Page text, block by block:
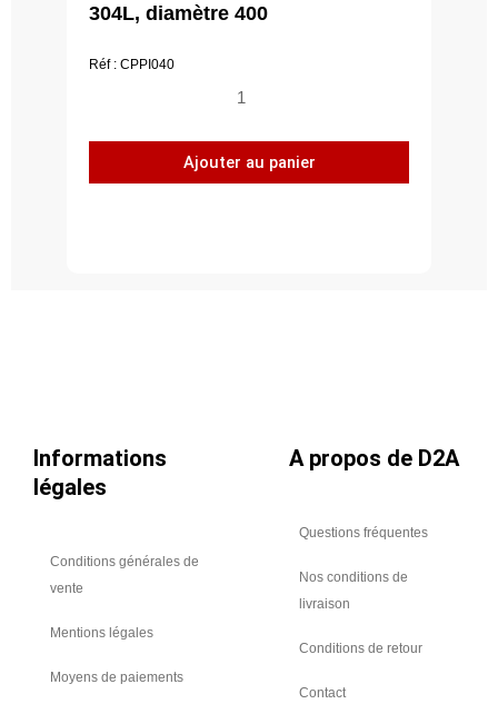
304L, diamètre 400
Réf : CPPI040
quantité
Piquage
plat,
Ajouter au panier
Informations
légales
Conditions générales de
vente
Mentions légales
Moyens de paiements
A propos de D2A
Questions fréquentes
Nos conditions de
livraison
Conditions de retour
Contact